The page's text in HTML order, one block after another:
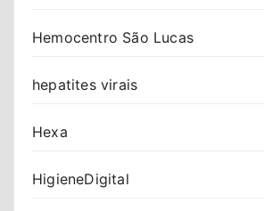
Hemocentro São Lucas
hepatites virais
Hexa
HigieneDigital